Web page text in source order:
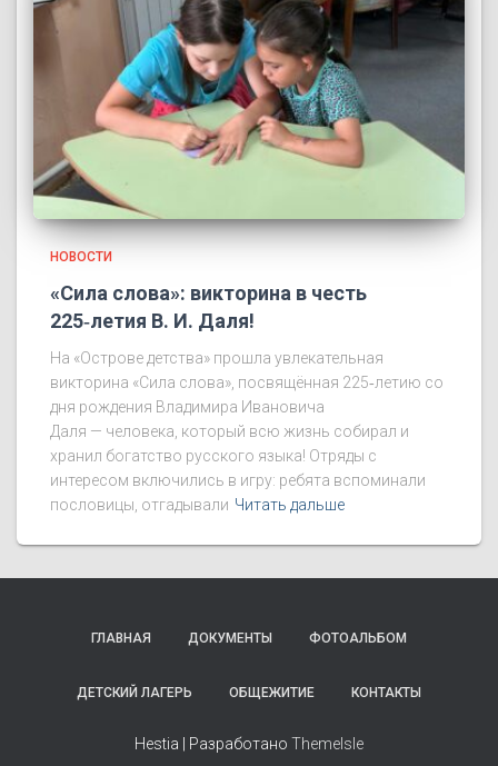
НОВОСТИ
«Сила слова»: викторина в честь
225‑летия В. И. Даля!
На «Острове детства» прошла увлекательная
викторина «Сила слова», посвящённая 225‑летию со
дня рождения Владимира Ивановича
Даля — человека, который всю жизнь собирал и
хранил богатство русского языка! Отряды с
интересом включились в игру: ребята вспоминали
пословицы, отгадывали Читать дальше
ГЛАВНАЯ ДОКУМЕНТЫ ФОТОАЛЬБОМ
ДЕТСКИЙ ЛАГЕРЬ ОБЩЕЖИТИЕ КОНТАКТЫ
Hestia | Разработано ThemeIsle